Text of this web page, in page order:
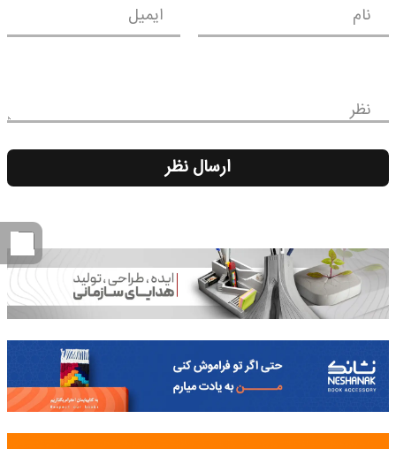
نام ایمیل
نظر
ارسال نظر